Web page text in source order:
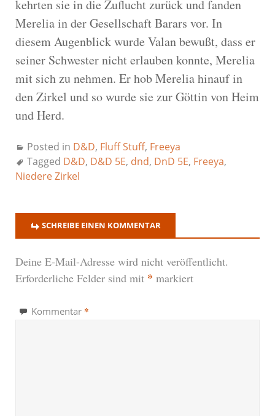
kehrten sie in die Zuflucht zurück und fanden
Merelia in der Gesellschaft Barars vor. In
diesem Augenblick wurde Valan bewußt, dass er
seiner Schwester nicht erlauben konnte, Merelia
mit sich zu nehmen. Er hob Merelia hinauf in
den Zirkel und so wurde sie zur Göttin von Heim
und Herd.
Posted in D&D, Fluff Stuff, Freeya
Tagged D&D, D&D 5E, dnd, DnD 5E, Freeya,
Niedere Zirkel
SCHREIBE EINEN KOMMENTAR
Deine E-Mail-Adresse wird nicht veröffentlicht.
Erforderliche Felder sind mit * markiert
Kommentar *